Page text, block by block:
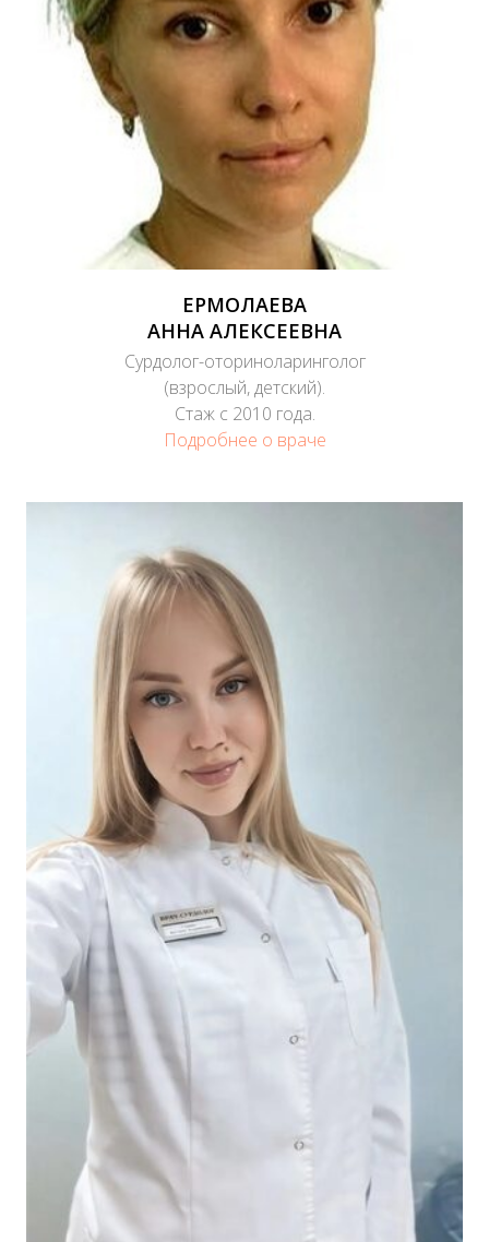
ЕРМОЛАЕВА
АННА АЛЕКСЕЕВНА
Сурдолог-оториноларинголог
(взрослый, детский).
Стаж с 2010 года.
Подробнее о враче